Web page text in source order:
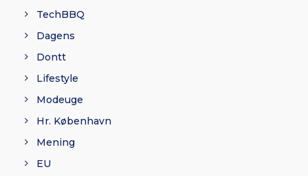
TechBBQ
Dagens
Dontt
Lifestyle
Modeuge
Hr. København
Mening
EU